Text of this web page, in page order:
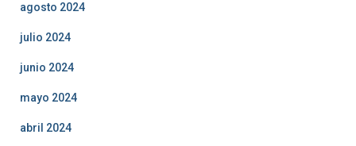
agosto 2024
julio 2024
junio 2024
mayo 2024
abril 2024